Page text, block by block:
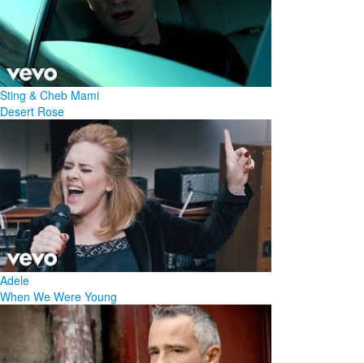
Sting & Cheb Mami
Desert Rose
Adele
When We Were Young